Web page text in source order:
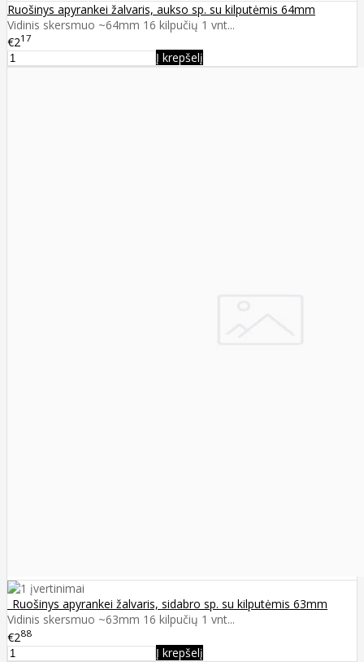
Ruošinys apyrankei žalvaris, aukso sp. su kilputėmis 64mm
Vidinis skersmuo ~64mm 16 kilpučių 1 vnt...
€217
Į krepšelį
_Ruošinys apyrankei žalvaris, sidabro sp. su kilputėmis 63mm
Vidinis skersmuo ~63mm 16 kilpučių 1 vnt...
€288
Į krepšelį